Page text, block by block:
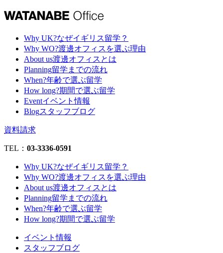
Why UK?なぜイギリス留学？
Why WO?渡邊オフィスを選ぶ理由
About us渡邊オフィスとは
Planning留学までの流れ
When?年齢で選ぶ留学
How long?期間で選ぶ留学
Eventイベント情報
Blogスタッフブログ
資料請求
TEL： 03-3336-0591
Why UK?なぜイギリス留学？
Why WO?渡邊オフィスを選ぶ理由
About us渡邊オフィスとは
Planning留学までの流れ
When?年齢で選ぶ留学
How long?期間で選ぶ留学
イベント情報
スタッフブログ